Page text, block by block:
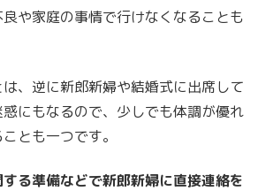
や家庭の事情で行けなくなることも
、逆に新郎新婦や結婚式に出席して
にもなるので、少しでも体調が優れ
とも一つです。
る準備などで新郎新婦に直接連絡を